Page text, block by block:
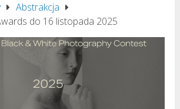
Abstrakcja
do 16 listopada 2025